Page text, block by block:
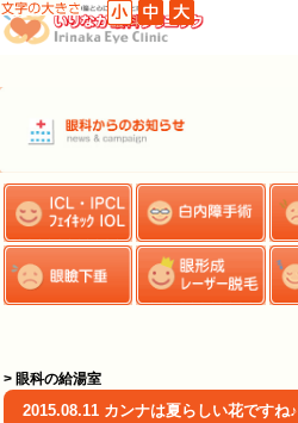
> 眼科の給湯室
2015.08.11 カンナは夏らしい花ですね♪